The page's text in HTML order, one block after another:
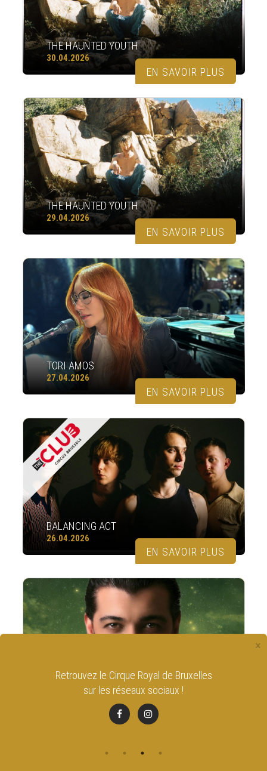
THE HAUNTED YOUTH
30.04.2026
EN SAVOIR PLUS
THE HAUNTED YOUTH
29.04.2026
EN SAVOIR PLUS
TORI AMOS
27.04.2026
EN SAVOIR PLUS
BALANCING ACT
26.04.2026
EN SAVOIR PLUS
NACIM HADDAD
AYTA WORLD TOUR
EN SAVOIR PLUS
×
Restez informé en vousinscrivant à la newsletter
du Cirque Royal